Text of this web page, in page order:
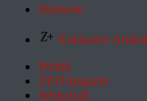
Startseite
Exklusive Artikel
Politik
ZEITmagazin
Wirtschaft